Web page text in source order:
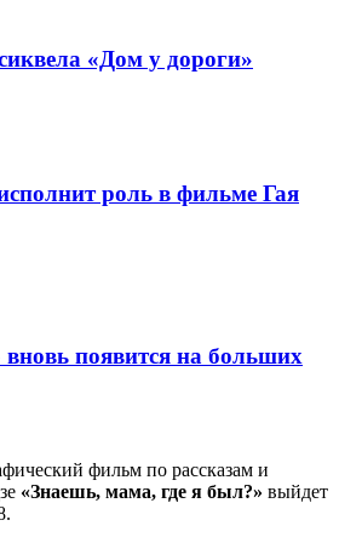
«Дом у дороги»
роль в фильме Гая
появится на больших
фильм по рассказам и
«Знаешь, мама, где я был?» выйдет